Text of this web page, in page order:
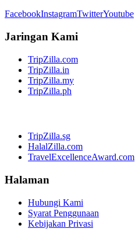
FacebookInstagramTwitterYoutube
Jaringan Kami
TripZilla.com
TripZilla.in
TripZilla.my
TripZilla.ph
TripZilla.sg
HalalZilla.com
TravelExcellenceAward.com
Halaman
Hubungi Kami
Syarat Penggunaan
Kebijakan Privasi